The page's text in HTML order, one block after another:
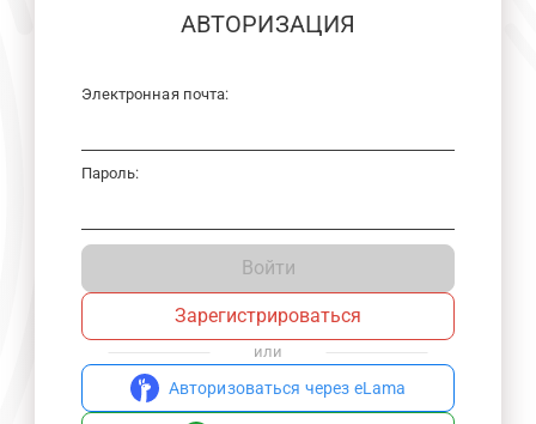
АВТОРИЗАЦИЯ
Электронная почта:
Пароль:
Войти
Зарегистрироваться
или
Авторизоваться через eLama